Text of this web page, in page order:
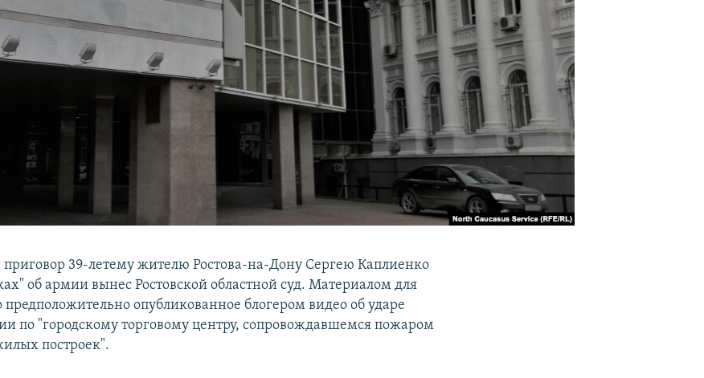
39-летему жителю Ростова-на-Дону Сергею Каплиенко
об армии вынес Ростовской областной суд. Материалом для
предположительно опубликованное блогером видео об ударе
по "городскому торговому центру, сопровождавшемся пожаром
построек".